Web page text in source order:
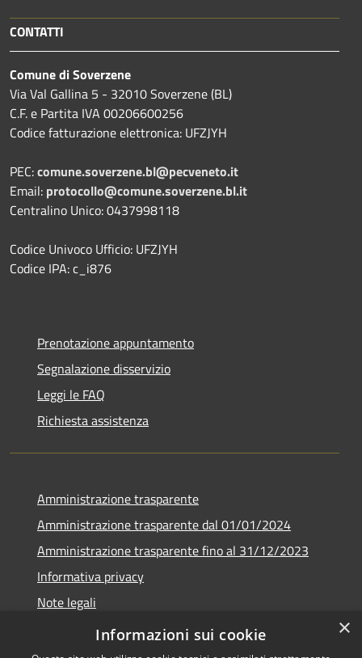
CONTATTI
Comune di Soverzene
Via Val Gallina 5 - 32010 Soverzene (BL)
C.F. e Partita IVA 00206600256
Codice fatturazione elettronica: UFZJYH
PEC:comune.soverzene.bl@pecveneto.it
Email: protocollo@comune.soverzene.bl.it
Centralino Unico: 0437998118
Codice Univoco Ufficio: UFZJYH
Codice IPA: c_i876
Prenotazione appuntamento
Segnalazione disservizio
Leggi le FAQ
Richiesta assistenza
Amministrazione trasparente
Amministrazione trasparente dal 01/01/2024
Amministrazione trasparente fino al 31/12/2023
Informativa privacy
Note legali
Dichiarazione di accessibilità
×
Informazioni sui cookie